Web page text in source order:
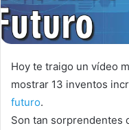
Hoy te traigo un vídeo
mostrar 13 inventos
futuro.
Son tan sorprendentes